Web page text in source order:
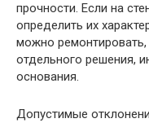
прочности. Если на
определить их
можно
отдельного решения,
основания.
Допустимые